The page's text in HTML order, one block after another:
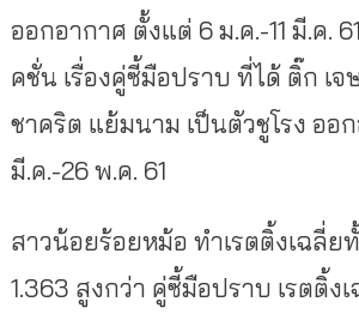
ออกอากาศ ตั้งแต่ 6 ม.ค.-11 มี.ค.
คชั่น เรื่องคู่ซี้มือปราบ ที่ได้ ติ๊ก เ
ชาคริต แย้มนาม เป็นตัวชูโรง ออก
มี.ค.-26 พ.ค. 61
สาวน้อยร้อยหม้อ ทำเรตติ้งเฉลี่ย
1.363 สูงกว่า คู่ซี้มือปราบ เรตติ้งเ